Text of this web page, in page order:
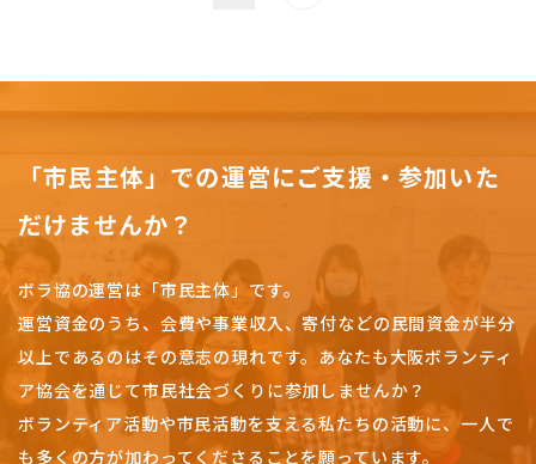
「市民主体」での運営にご支援・参加いた
だけませんか？
ボラ協の運営は「市民主体」です。
運営資金のうち、会費や事業収入、寄付などの民間資金が半分
以上であるのはその意志の現れです。 あなたも大阪ボランティ
ア協会を通じて市民社会づくりに参加しませんか？
ボランティア活動や市民活動を支える私たちの活動に、一人で
も多くの方が加わってくださることを願っています。